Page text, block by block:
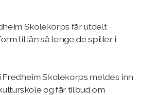
Skolekorps får utdelt
til lån så lenge de spiller i
Fredheim Skolekorps meldes inn
og får tilbud om